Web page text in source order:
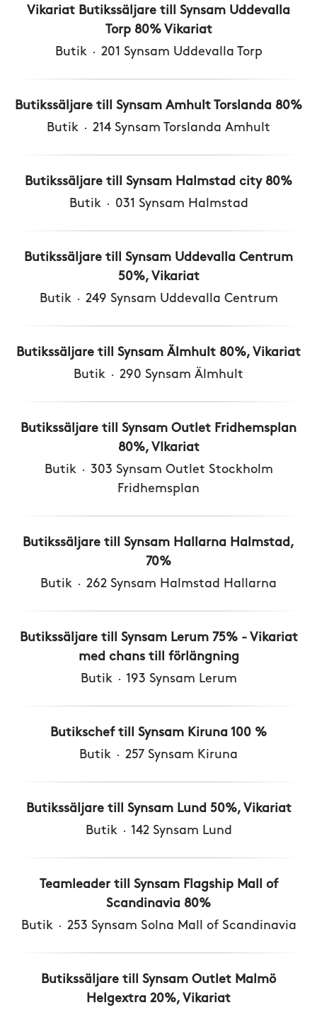
Vikariat Butikssäljare till Synsam Uddevalla
Torp 80% Vikariat
Butik · 201 Synsam Uddevalla Torp
Butikssäljare till Synsam Amhult Torslanda 80%
Butik · 214 Synsam Torslanda Amhult
Butikssäljare till Synsam Halmstad city 80%
Butik · 031 Synsam Halmstad
Butikssäljare till Synsam Uddevalla Centrum
50%, Vikariat
Butik · 249 Synsam Uddevalla Centrum
Butikssäljare till Synsam Älmhult 80%, Vikariat
Butik · 290 Synsam Älmhult
Butikssäljare till Synsam Outlet Fridhemsplan
80%, VIkariat
Butik · 303 Synsam Outlet Stockholm
Fridhemsplan
Butikssäljare till Synsam Hallarna Halmstad,
70%
Butik · 262 Synsam Halmstad Hallarna
Butikssäljare till Synsam Lerum 75% - Vikariat
med chans till förlängning
Butik · 193 Synsam Lerum
Butikschef till Synsam Kiruna 100 %
Butik · 257 Synsam Kiruna
Butikssäljare till Synsam Lund 50%, Vikariat
Butik · 142 Synsam Lund
Teamleader till Synsam Flagship Mall of
Scandinavia 80%
Butik · 253 Synsam Solna Mall of Scandinavia
Butikssäljare till Synsam Outlet Malmö
Helgextra 20%, Vikariat